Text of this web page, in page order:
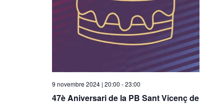
47è Aniversari de la PB Sant Vicenç de
9 novembre 2024 | 20:00 -23:00